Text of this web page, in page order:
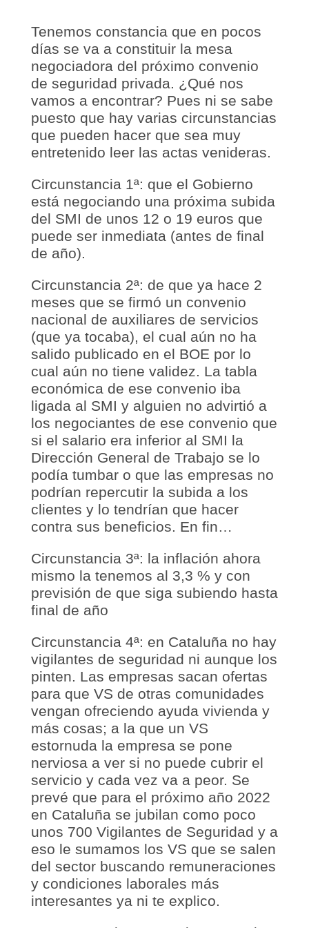
Tenemos constancia que en pocos
días se va a constituir la mesa
negociadora del próximo convenio
de seguridad privada. ¿Qué nos
vamos a encontrar? Pues ni se sabe
puesto que hay varias circunstancias
que pueden hacer que sea muy
entretenido leer las actas venideras.
Circunstancia 1ª: que el Gobierno
está negociando una próxima subida
del SMI de unos 12 o 19 euros que
puede ser inmediata (antes de final
de año).
Circunstancia 2ª: de que ya hace 2
meses que se firmó un convenio
nacional de auxiliares de servicios
(que ya tocaba), el cual aún no ha
salido publicado en el BOE por lo
cual aún no tiene validez. La tabla
económica de ese convenio iba
ligada al SMI y alguien no advirtió a
los negociantes de ese convenio que
si el salario era inferior al SMI la
Dirección General de Trabajo se lo
podía tumbar o que las empresas no
podrían repercutir la subida a los
clientes y lo tendrían que hacer
contra sus beneficios. En fin…
Circunstancia 3ª: la inflación ahora
mismo la tenemos al 3,3 % y con
previsión de que siga subiendo hasta
final de año
Circunstancia 4ª: en Cataluña no hay
vigilantes de seguridad ni aunque los
pinten. Las empresas sacan ofertas
para que VS de otras comunidades
vengan ofreciendo ayuda vivienda y
más cosas; a la que un VS
estornuda la empresa se pone
nerviosa a ver si no puede cubrir el
servicio y cada vez va a peor. Se
prevé que para el próximo año 2022
en Cataluña se jubilan como poco
unos 700 Vigilantes de Seguridad y a
eso le sumamos los VS que se salen
del sector buscando remuneraciones
y condiciones laborales más
interesantes ya ni te explico.